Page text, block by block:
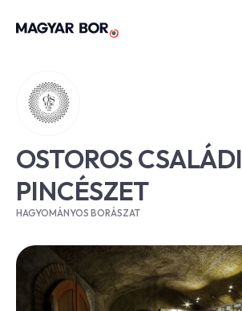
OSTOROS CSALÁDI
PINCÉSZET
HAGYOMÁNYOS BORÁSZAT